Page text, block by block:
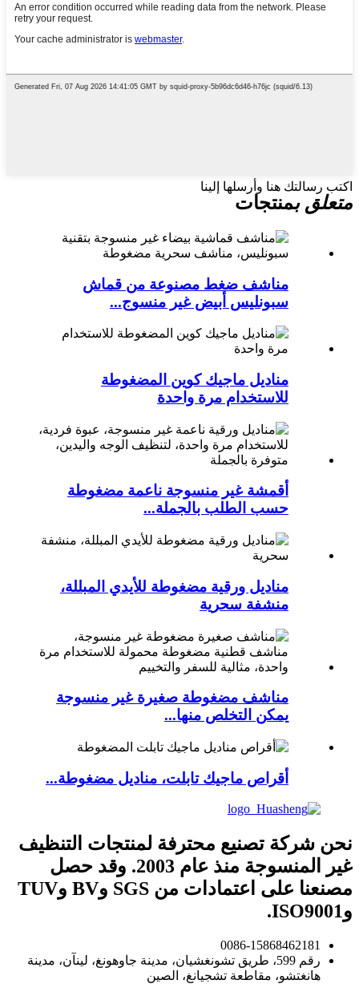
اكتب رسالتك هنا وأرسلها إلينا
متعلق بمنتجات
مناشف ضغط مصنوعة من قماش
سبونليس أبيض غير منسوج...
مناديل ماجيك كوين المضغوطة
للاستخدام مرة واحدة
أقمشة غير منسوجة ناعمة مضغوطة
حسب الطلب بالجملة...
مناديل ورقية مضغوطة للأيدي المبللة،
منشفة سحرية
مناشف مضغوطة صغيرة غير منسوجة
يمكن التخلص منها...
أقراص ماجيك تابلت، مناديل مضغوطة...
نحن شركة تصنيع محترفة لمنتجات التنظيف
غير المنسوجة منذ عام 2003. وقد حصل
مصنعنا على اعتمادات من SGS وBV وTUV
وISO9001.
0086-15868462181
رقم 599، طريق تشونغشيان، مدينة جاوهونغ، لينآن، مدينة
هانغتشو، مقاطعة تشجيانغ، الصين